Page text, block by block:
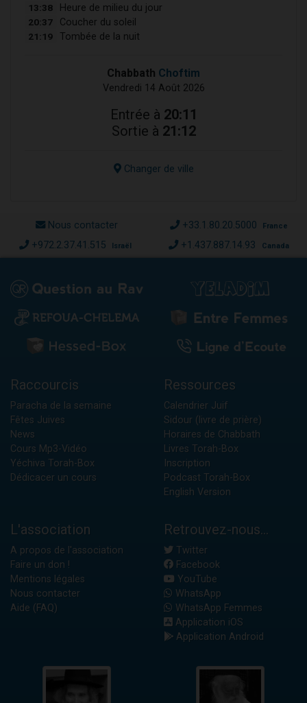
13:38 Heure de milieu du jour
20:37 Coucher du soleil
21:19 Tombée de la nuit
Chabbath Choftim
Vendredi 14 Août 2026
Entrée à 20:11
Sortie à 21:12
Changer de ville
Nous contacter +33.1.80.20.5000 France
+972.2.37.41.515 Israël +1.437.887.14.93 Canada
Raccourcis
Paracha de la semaine
Fêtes Juives
News
Cours Mp3-Vidéo
Yéchiva Torah-Box
Dédicacer un cours
Ressources
Calendrier Juif
Sidour (livre de prière)
Horaires de Chabbath
Livres Torah-Box
Inscription
Podcast Torah-Box
English Version
L'association
A propos de l'association
Faire un don !
Mentions légales
Nous contacter
Aide (FAQ)
Retrouvez-nous...
Twitter
Facebook
YouTube
WhatsApp
WhatsApp Femmes
Application iOS
Application Android